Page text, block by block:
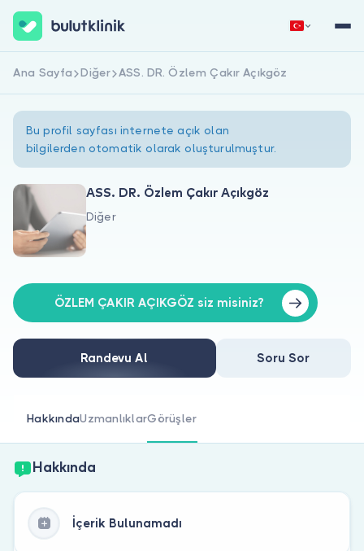
Hakkımızda
Doktorlar için
Doktor musunuz?
Hemen Kaydol Giriş Yap
Ana Sayfa Diğer ASS. DR. Özlem Çakır Açıkgöz
Bu profil sayfası internete açık olan
bilgilerden otomatik olarak oluşturulmuştur.
ASS. DR. Özlem Çakır Açıkgöz
Diğer
ÖZLEM ÇAKIR AÇIKGÖZ siz misiniz?
Randevu Al Soru Sor
HakkındaUzmanlıklarGörüşler
Hakkında
İçerik Bulunamadı